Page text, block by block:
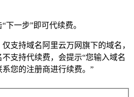
下一步”即可代续费。
支持域名阿里云万网旗下的域名，
支持代续费，会提示“您输入域名
您的注册商进行续费。”